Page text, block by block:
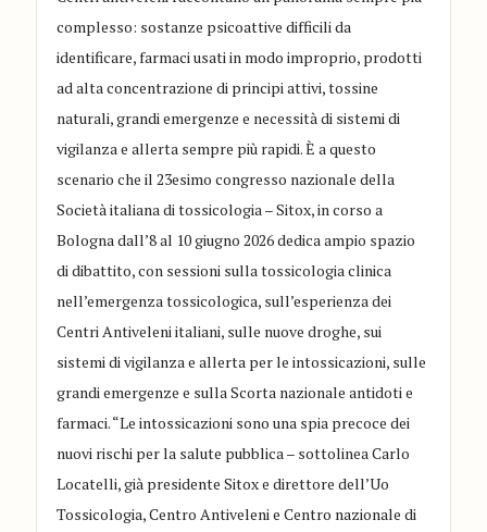
complesso: sostanze psicoattive difficili da
identificare, farmaci usati in modo improprio, prodotti
ad alta concentrazione di principi attivi, tossine
naturali, grandi emergenze e necessità di sistemi di
vigilanza e allerta sempre più rapidi. È a questo
scenario che il 23esimo congresso nazionale della
Società italiana di tossicologia – Sitox, in corso a
Bologna dall’8 al 10 giugno 2026 dedica ampio spazio
di dibattito, con sessioni sulla tossicologia clinica
nell’emergenza tossicologica, sull’esperienza dei
Centri Antiveleni italiani, sulle nuove droghe, sui
sistemi di vigilanza e allerta per le intossicazioni, sulle
grandi emergenze e sulla Scorta nazionale antidoti e
farmaci. “Le intossicazioni sono una spia precoce dei
nuovi rischi per la salute pubblica – sottolinea Carlo
Locatelli, già presidente Sitox e direttore dell’Uo
Tossicologia, Centro Antiveleni e Centro nazionale di